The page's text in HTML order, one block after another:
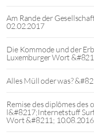
Am Rande der
02.02.2017
Die Kommode und der
Luxemburger Wort
Alles Müll oder was?
Remise des diplômes
l&#8217;Internetstuff
Wort &#8211; 10.08.2016